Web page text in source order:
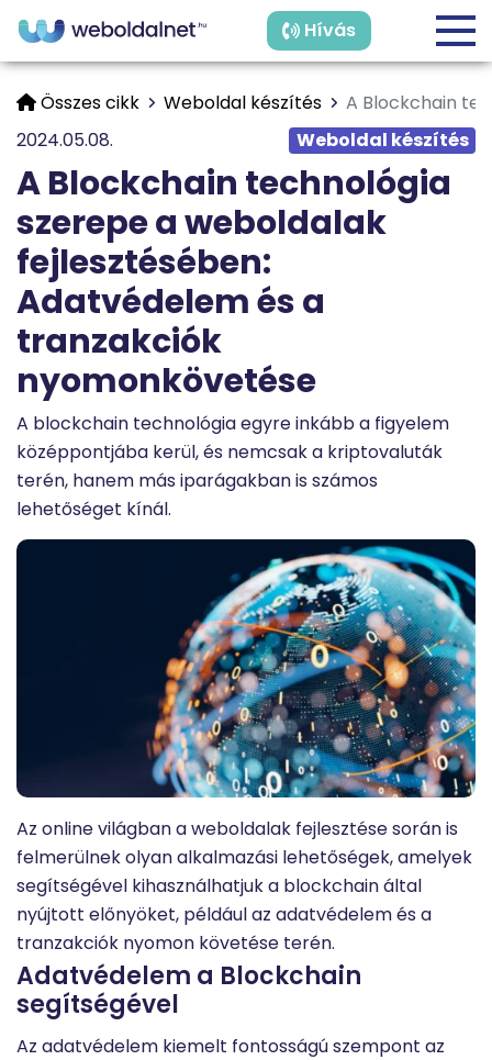
Hívás
Összes cikk Weboldal készítés
A Blockchain
2024.05.08.
Weboldal készítés
A Blockchain technológia
szerepe a weboldalak
fejlesztésében:
Adatvédelem és a
tranzakciók
nyomonkövetése
A blockchain technológia egyre inkább a figyelem
középpontjába kerül, és nemcsak a kriptovaluták
terén, hanem más iparágakban is számos
lehetőséget kínál.
Az online világban a weboldalak fejlesztése során is
felmerülnek olyan alkalmazási lehetőségek, amelyek
segítségével kihasználhatjuk a blockchain által
nyújtott előnyöket, például az adatvédelem és a
tranzakciók nyomon követése terén.
Adatvédelem a Blockchain
segítségével
Az adatvédelem kiemelt fontosságú szempont az